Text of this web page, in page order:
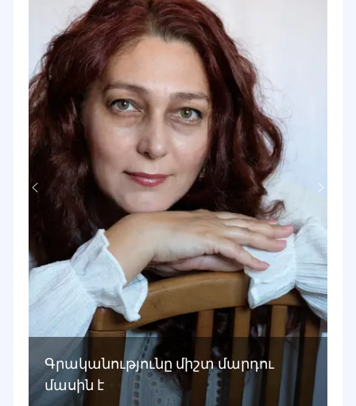
Գրականությունը միշտ մարդու
մասին է